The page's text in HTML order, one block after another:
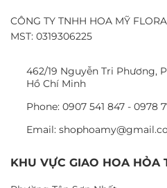
CÔNG TY TNHH HOA MỸ
MST: 0319306225
462/19 Nguyễn Tri Phương,
Hồ Chí Minh
Phone: 0907 541 847 - 0978
Email:
KHU VỰC GIAO HOA HỎA